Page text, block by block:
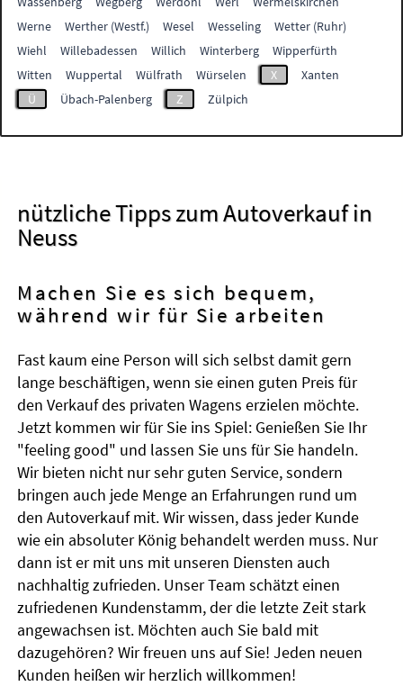
Werne
Werther (Westf.) Wesel Wesseling
Wetter (Ruhr)
Wiehl
Willebadessen Willich Winterberg
Wipperfürth
Witten
Wuppertal Wülfrath Würselen X
Xanten
Ü
Übach-Palenberg Z Zülpich
nützliche Tipps zum Autoverkauf in
Neuss
Machen Sie es sich bequem,
während wir für Sie arbeiten
Fast kaum eine Person will sich selbst damit gern
lange beschäftigen, wenn sie einen guten Preis für
den Verkauf des privaten Wagens erzielen möchte.
Jetzt kommen wir für Sie ins Spiel: Genießen Sie Ihr
"feeling good" und lassen Sie uns für Sie handeln.
Wir bieten nicht nur sehr guten Service, sondern
bringen auch jede Menge an Erfahrungen rund um
den Autoverkauf mit. Wir wissen, dass jeder Kunde
wie ein absoluter König behandelt werden muss. Nur
dann ist er mit uns mit unseren Diensten auch
nachhaltig zufrieden. Unser Team schätzt einen
zufriedenen Kundenstamm, der die letzte Zeit stark
angewachsen ist. Möchten auch Sie bald mit
dazugehören? Wir freuen uns auf Sie! Jeden neuen
Kunden heißen wir herzlich willkommen!